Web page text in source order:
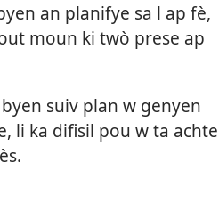
an planifye sa l ap fè,
moun ki twò prese ap
suiv plan w genyen
li ka difisil pou w ta achte